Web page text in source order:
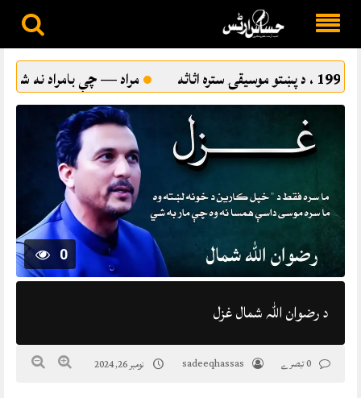
to
content
مراد — چې بامراد نه شو ترقي پسند ادب او د پښتو
0
د رضوان اللہ شمال غزل
sadeeqhassas نومبر 26, 2024